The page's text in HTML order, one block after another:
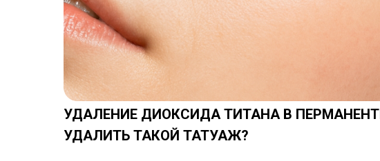
УДАЛЕНИЕ ДИОКСИДА ТИТАНА В
УДАЛИТЬ ТАКОЙ ТАТУАЖ?